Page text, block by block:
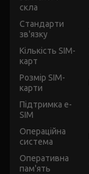
скла
Стандарти
зв'язку
Кількість SIM-
карт
Розмір SIM-
карти
Підтримка e-
SIM
Операційна
система
Оперативна
пам'ять